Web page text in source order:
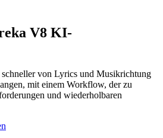
V8 KI-
von Lyrics und Musikrichtung
mit einem Workflow, der zu
und wiederholbaren